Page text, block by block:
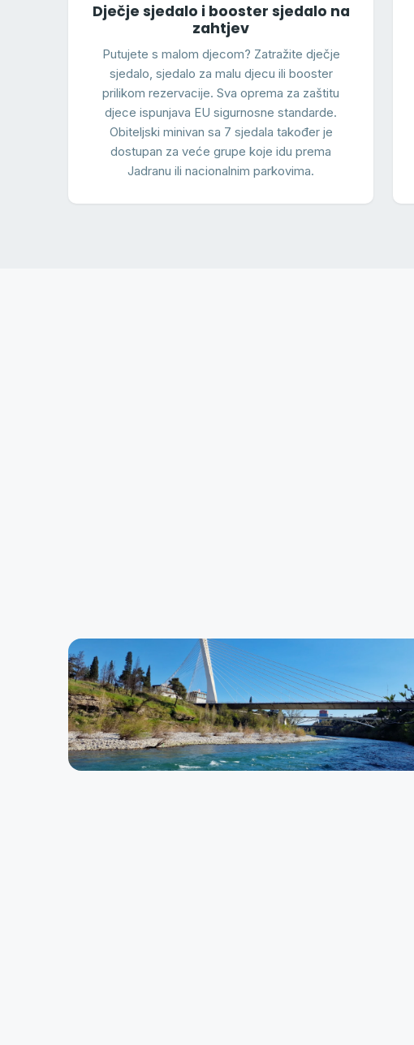
Dječje sjedalo i booster sjedalo na
zahtjev
Putujete s malom djecom? Zatražite dječje
sjedalo, sjedalo za malu djecu ili booster
prilikom rezervacije. Sva oprema za zaštitu
djece ispunjava EU sigurnosne standarde.
Obiteljski minivan sa 7 sjedala također je
dostupan za veće grupe koje idu prema
Jadranu ili nacionalnim parkovima.